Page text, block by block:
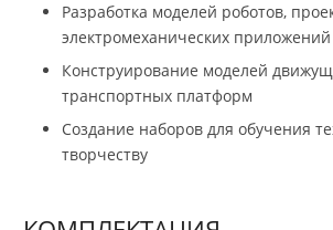
Разработка моделей роботов,
электромеханических приложений
Конструирование моделей
транспортных платформ
Создание наборов для обучения
творчеству